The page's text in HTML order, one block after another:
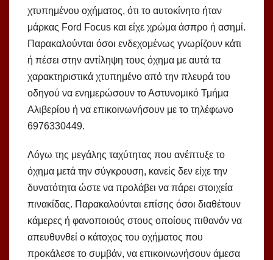
χτυπημένου οχήματος, ότι το αυτοκίνητο ήταν
μάρκας Ford Focus και είχε χρώμα άσπρο ή ασημί.
Παρακαλούνται όσοι ενδεχομένως γνωρίζουν κάτι
ή πέσει στην αντίληψη τους όχημα με αυτά τα
χαρακτηριστικά χτυπημένο από την πλευρά του
οδηγού να ενημερώσουν το Αστυνομικό Τμήμα
Αλιβερίου ή να επικοινωνήσουν με το τηλέφωνο
6976330449.
Λόγω της μεγάλης ταχύτητας που ανέπτυξε το
όχημα μετά την σύγκρουση, κανείς δεν είχε την
δυνατότητα ώστε να προλάβει να πάρει στοιχεία
πινακίδας. Παρακαλούνται επίσης όσοι διαθέτουν
κάμερες ή φανοποιούς στους οποίους πιθανόν να
απευθυνθεί ο κάτοχος του οχήματος που
προκάλεσε το συμβάν, να επικοινωνήσουν άμεσα